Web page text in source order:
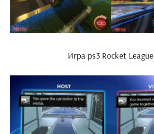
Игра ps3 Rocket League